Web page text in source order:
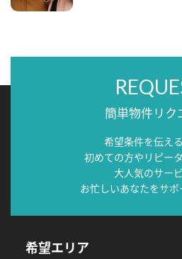
簡単物件リク
希望条件を伝え
初めての方やリピー
大人気のサービ
お忙しいあなたをサポ
希望エリア